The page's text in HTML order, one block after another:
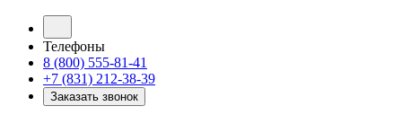
Телефоны
8 (800) 555-81-41
+7 (831) 212-38-39
Заказать звонок